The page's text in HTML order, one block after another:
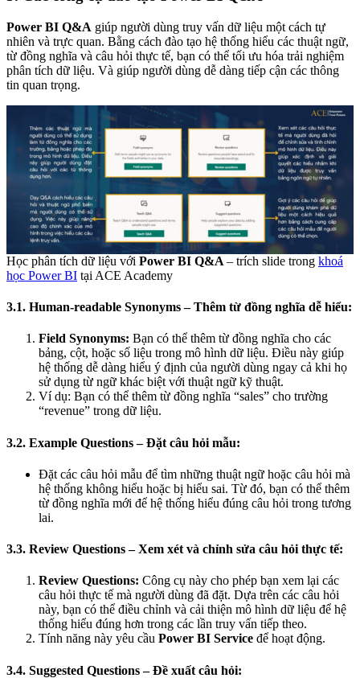
Power BI Q&A giúp người dùng truy vấn dữ liệu một cách tự
nhiên và trực quan. Bằng cách đào tạo hệ thống hiểu các thuật ngữ,
từ đồng nghĩa và câu hỏi thực tế, bạn có thể tối ưu hóa trải nghiệm
phân tích dữ liệu. Và giúp người dùng dễ dàng tiếp cận các thông
tin quan trọng.
Học phân tích dữ liệu với Power BI Q&A – trích slide trong khoá
học Power BI tại ACE Academy
3.1. Human-readable Synonyms – Thêm từ đồng nghĩa dễ hiểu:
Field Synonyms: Bạn có thể thêm từ đồng nghĩa cho các
bảng, cột, hoặc số liệu trong mô hình dữ liệu. Điều này giúp
hệ thống dễ dàng hiểu ý định của người dùng ngay cả khi họ
sử dụng từ ngữ khác biệt với thuật ngữ kỹ thuật.
Ví dụ: Bạn có thể thêm từ đồng nghĩa “sales” cho trường
“revenue” trong dữ liệu.
3.2. Example Questions – Đặt câu hỏi mẫu:
Đặt các câu hỏi mẫu để tìm những thuật ngữ hoặc câu hỏi mà
hệ thống không hiểu hoặc bị hiểu sai. Từ đó, bạn có thể thêm
từ đồng nghĩa mới để hệ thống hiểu đúng câu hỏi trong tương
lai.
3.3. Review Questions – Xem xét và chỉnh sửa câu hỏi thực tế:
Review Questions: Công cụ này cho phép bạn xem lại các
câu hỏi thực tế mà người dùng đã đặt. Dựa trên các câu hỏi
này, bạn có thể điều chỉnh và cải thiện mô hình dữ liệu để hệ
thống hiểu đúng hơn trong các lần truy vấn tiếp theo.
Tính năng này yêu cầu Power BI Service để hoạt động.
3.4. Suggested Questions – Đề xuất câu hỏi: